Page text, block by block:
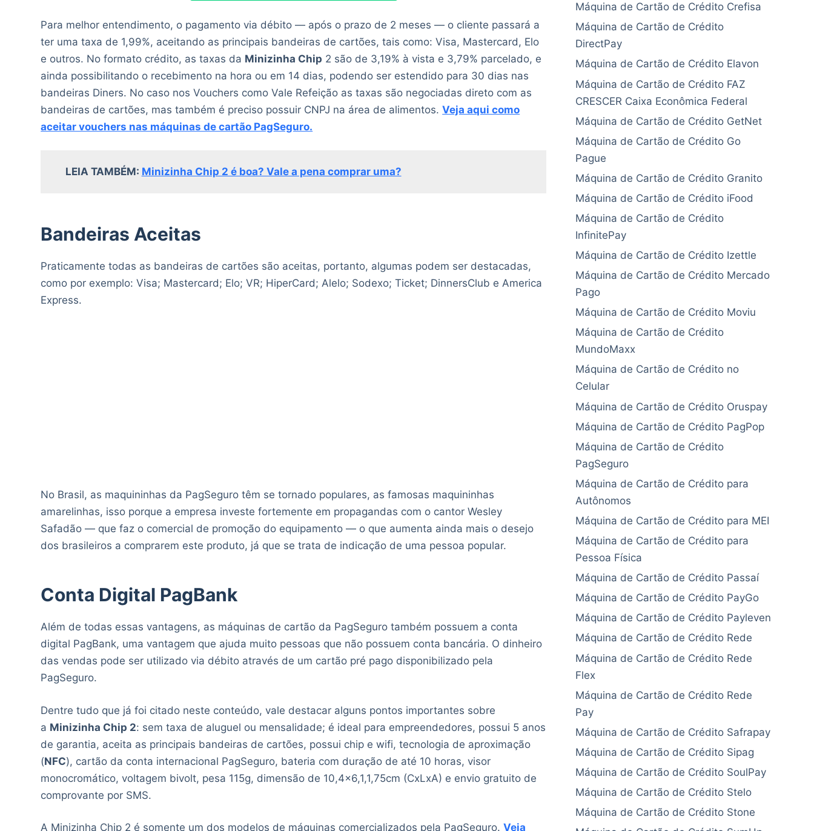
Para melhor entendimento, o pagamento via débito — após o prazo de 2 meses — o cliente passará a
ter uma taxa de 1,99%, aceitando as principais bandeiras de cartões, tais como: Visa, Mastercard, Elo
e outros. No formato crédito, as taxas da Minizinha Chip 2 são de 3,19% à vista e 3,79% parcelado, e
ainda possibilitando o recebimento na hora ou em 14 dias, podendo ser estendido para 30 dias nas
bandeiras Diners. No caso nos Vouchers como Vale Refeição as taxas são negociadas direto com as
bandeiras de cartões, mas também é preciso possuir CNPJ na área de alimentos.Veja aqui como
aceitar vouchers nas máquinas de cartão PagSeguro.
LEIA TAMBÉM: Minizinha Chip 2 é boa? Vale a pena comprar uma?
Bandeiras Aceitas
Praticamente todas as bandeiras de cartões são aceitas, portanto, algumas podem ser destacadas,
como por exemplo: Visa; Mastercard; Elo; VR; HiperCard; Alelo; Sodexo; Ticket; DinnersClub e America
Express.
No Brasil, as maquininhas da PagSeguro têm se tornado populares, as famosas maquininhas
amarelinhas, isso porque a empresa investe fortemente em propagandas com o cantor Wesley
Safadão — que faz o comercial de promoção do equipamento — o que aumenta ainda mais o desejo
dos brasileiros a comprarem este produto, já que se trata de indicação de uma pessoa popular.
Conta Digital PagBank
Além de todas essas vantagens, as máquinas de cartão da PagSeguro também possuem a conta
digital PagBank, uma vantagem que ajuda muito pessoas que não possuem conta bancária. O dinheiro
das vendas pode ser utilizado via débito através de um cartão pré pago disponibilizado pela
PagSeguro.
Dentre tudo que já foi citado neste conteúdo, vale destacar alguns pontos importantes sobre
a Minizinha Chip 2: sem taxa de aluguel ou mensalidade; é ideal para empreendedores, possui 5 anos
de garantia, aceita as principais bandeiras de cartões, possui chip e wifi, tecnologia de aproximação
(NFC), cartão da conta internacional PagSeguro, bateria com duração de até 10 horas, visor
monocromático, voltagem bivolt, pesa 115g, dimensão de 10,4×6,1,1,75cm (CxLxA) e envio gratuito de
comprovante por SMS.
A Minizinha Chip 2 é somente um dos modelos de máquinas comercializados pela PagSeguro.Veja
Máquina de Cartão de Crédito Crefisa
Máquina de Cartão de Crédito
DirectPay
Máquina de Cartão de Crédito Elavon
Máquina de Cartão de Crédito FAZ
CRESCER Caixa Econômica Federal
Máquina de Cartão de Crédito GetNet
Máquina de Cartão de Crédito Go
Pague
Máquina de Cartão de Crédito Granito
Máquina de Cartão de Crédito iFood
Máquina de Cartão de Crédito
InfinitePay
Máquina de Cartão de Crédito Izettle
Máquina de Cartão de Crédito Mercado
Pago
Máquina de Cartão de Crédito Moviu
Máquina de Cartão de Crédito
MundoMaxx
Máquina de Cartão de Crédito no
Celular
Máquina de Cartão de Crédito Oruspay
Máquina de Cartão de Crédito PagPop
Máquina de Cartão de Crédito
PagSeguro
Máquina de Cartão de Crédito para
Autônomos
Máquina de Cartão de Crédito para MEI
Máquina de Cartão de Crédito para
Pessoa Física
Máquina de Cartão de Crédito Passaí
Máquina de Cartão de Crédito PayGo
Máquina de Cartão de Crédito Payleven
Máquina de Cartão de Crédito Rede
Máquina de Cartão de Crédito Rede
Flex
Máquina de Cartão de Crédito Rede
Pay
Máquina de Cartão de Crédito Safrapay
Máquina de Cartão de Crédito Sipag
Máquina de Cartão de Crédito SoulPay
Máquina de Cartão de Crédito Stelo
Máquina de Cartão de Crédito Stone